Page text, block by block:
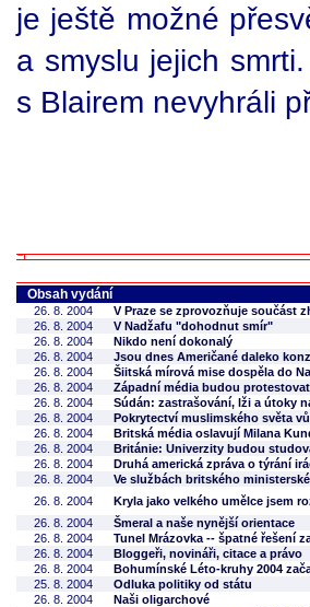
je ještě možné
a smyslu jejich
s Blairem nevyhráli
Obsah vydání
26. 8. 2004
V Praze se zprovozňuje součást
26. 8. 2004
V Nadžafu "dohodnut smír"
26. 8. 2004
Nikdo není dokonalý
26. 8. 2004
Jsou dnes Američané daleko
26. 8. 2004
Šiitská mírová mise dospěla do
26. 8. 2004
Západní média budou
26. 8. 2004
Súdán: zastrašování, lži a útoky
26. 8. 2004
Pokrytectví muslimského světa
26. 8. 2004
Britská média oslavují Milana
26. 8. 2004
Británie: Univerzity budou
26. 8. 2004
Druhá americká zpráva o týrání
26. 8. 2004
Ve službách britského
26. 8. 2004
Kryla jako velkého umělce jsem
26. 8. 2004
Šmeral a naše nynější orientace
26. 8. 2004
Tunel Mrázovka -- špatné řešení
26. 8. 2004
Bloggeři, novináři, citace a právo
26. 8. 2004
Bohumínské Léto-kruhy 2004
25. 8. 2004
Odluka politiky od státu
26. 8. 2004
Naši oligarchové